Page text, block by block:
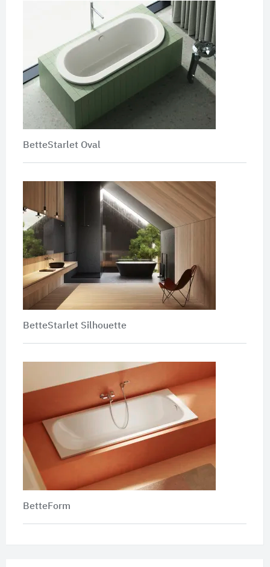
BetteStarlet Oval
BetteStarlet Silhouette
BetteForm